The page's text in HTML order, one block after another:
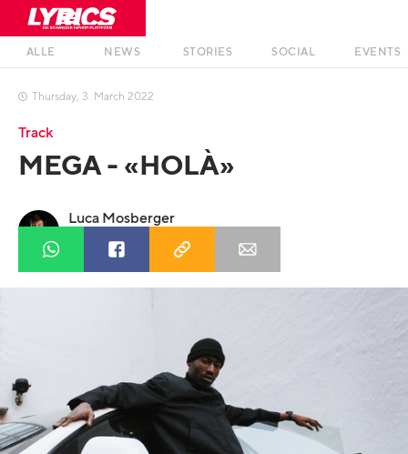
ALLE NEWS STORIES SOCIAL EVENTS
 Thursday, 3. March 2022
Track
MEGA - «HOLÀ»
Luca Mosberger
Profil anzeigen